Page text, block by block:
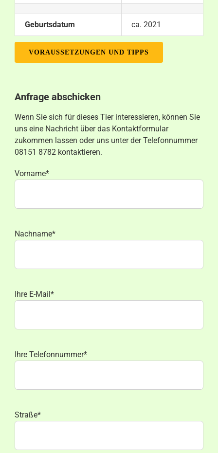
Geburtsdatum ca. 2021
VORAUSSETZUNGEN UND TIPPS
Anfrage abschicken
Wenn Sie sich für dieses Tier interessieren, können Sie
uns eine Nachricht über das Kontaktformular
zukommen lassen oder uns unter der Telefonnummer
08151 8782 kontaktieren.
Vorname*
Nachname*
Ihre E-Mail*
Ihre Telefonnummer*
Straße*